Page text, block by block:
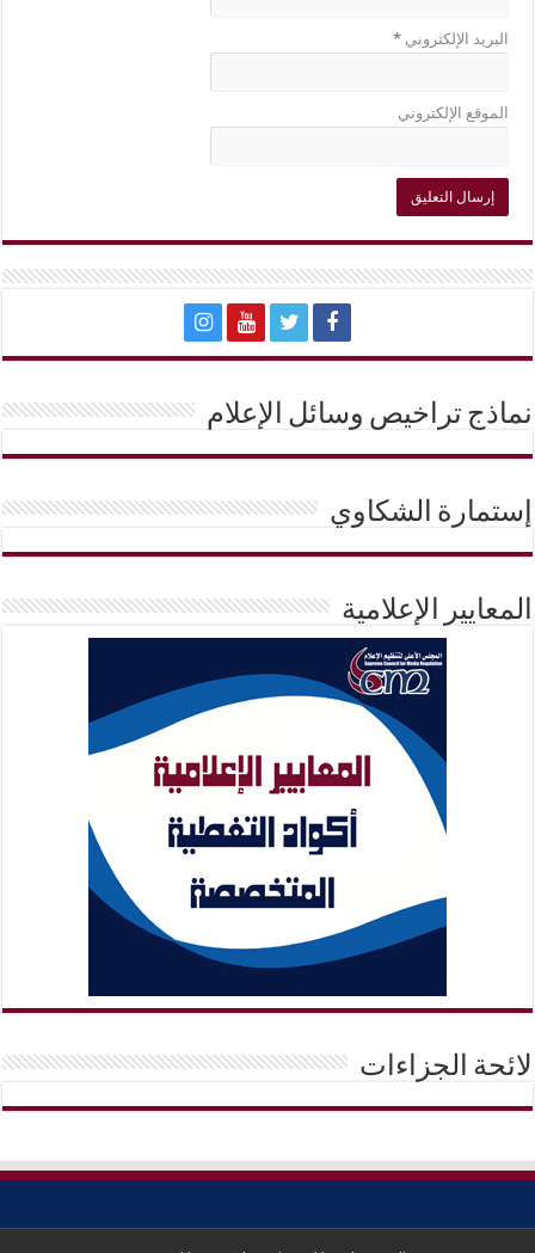
البريد الإلكتروني*
الموقع الإلكتروني
نماذج تراخيص وسائل الإعلام
إستمارة الشكاوي
المعايير الإعلامية
لائحة الجزاءات